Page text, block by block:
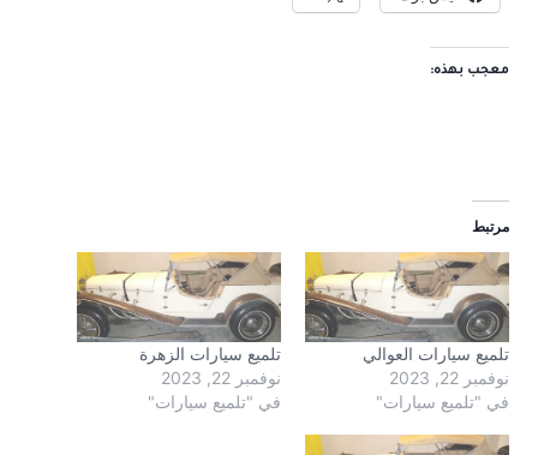
معجب بهذه:
مرتبط
تلميع سيارات العوالي
نوفمبر 22, 2023
في "تلميع سيارات"
تلميع سيارات الزهرة
نوفمبر 22, 2023
في "تلميع سيارات"